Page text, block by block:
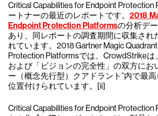
Critical Capabilities for Endpoint Protection
ートナーの最近のレポートです。 2018
Endpoint Protection Platformsの分析デ
あり、同レポートの調査期間に収集され
れています。2018 Gartner Magic
Protection Platformsでは、CrowdStrikeは
および「ビジョンの完全性」の双方にお
ー（概念先行型）クアドラント”内で最
位置付けられています。[ii]
Critical Capabilities for Endpoint Protection